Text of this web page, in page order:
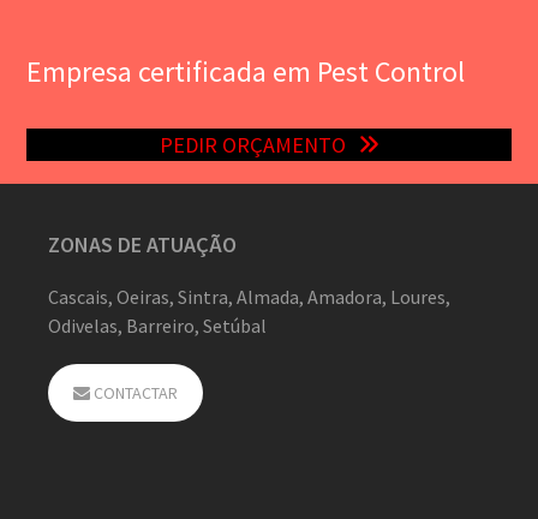
Empresa certificada em Pest Control
PEDIR ORÇAMENTO
ZONAS DE ATUAÇÃO
Cascais, Oeiras, Sintra, Almada, Amadora, Loures,
Odivelas, Barreiro, Setúbal
CONTACTAR